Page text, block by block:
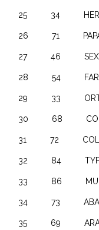
25 34
26 71
27 46 SEXE,
28 54 FARA,
29 33 ORTIZ,
30 68 COFFY,
31 72
32 84 TYPEK ,
33 86
34 73 ABAT,
35 69 ARANO ,